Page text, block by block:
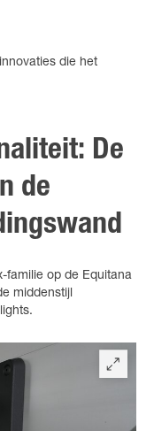
die het
De
de
familie op de Equitana
middenstijl